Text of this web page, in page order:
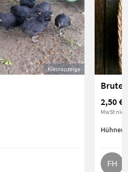
Kleinanzeige
2,50 €
MwSt
Hühner-